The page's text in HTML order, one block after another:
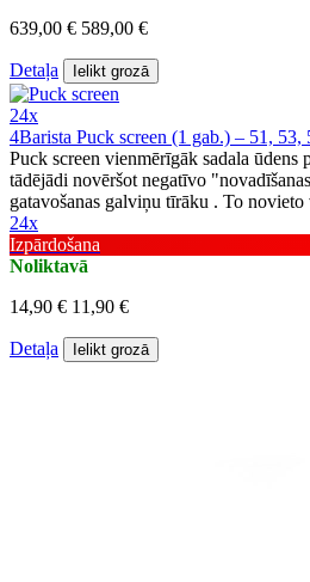
639,00 € 589,00 €
Detaļa Ielikt grozā
24x
4Barista Puck screen (1 gab.) – 51, 53,
Puck screen vienmērīgāk sadala ūdens
tādējādi novēršot negatīvo
gatavošanas galviņu tīrāku . To
24x
Izpārdošana
Noliktavā
14,90 € 11,90 €
Detaļa Ielikt grozā